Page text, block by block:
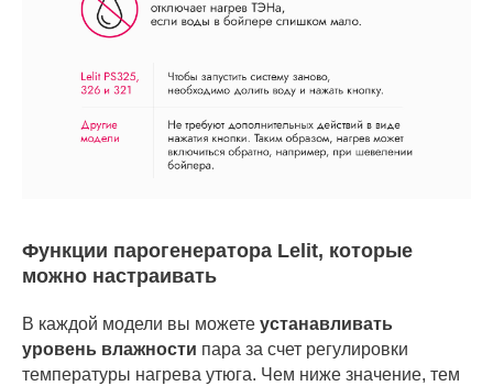
Функции парогенератора Lelit, которые
можно настраивать
В каждой модели вы можете устанавливать
уровень влажности пара за счет регулировки
температуры нагрева утюга. Чем ниже значение, тем